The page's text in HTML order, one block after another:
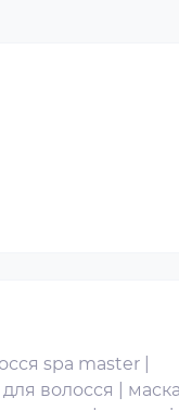
spa master
для волосся